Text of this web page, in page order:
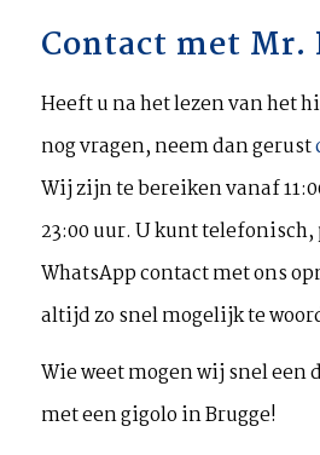
Contact met Mr.
Heeft u na het lezen van het
nog vragen, neem dan gerust
Wij zijn te bereiken vanaf
23:00 uur. U kunt
WhatsApp contact met ons
altijd zo snel mogelijk te
Wie weet mogen wij snel een
met een gigolo in Brugge!